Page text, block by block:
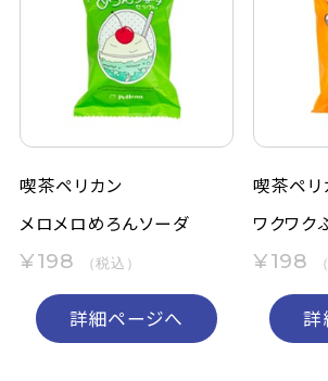
喫茶ペリカン
メロメロめろんソーダ
¥198 （税込）
詳細ページへ
喫茶ペリ
ワクワク
¥198
詳